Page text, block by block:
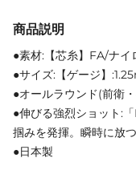
商品説明
●素材:【芯糸】FA/ナイ
●サイズ:【ゲージ】
●オールラウンド(前衛
●伸びる強烈ショット:
掴みを発揮。瞬時に放
●日本製